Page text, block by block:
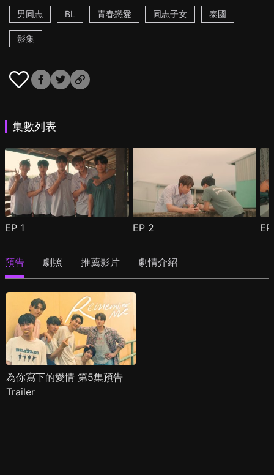
男同志
BL 青春戀愛 同志子女 泰國
影集
集數列表
EP 1 EP 2
預告 劇照 推薦影片 劇情介紹
為你寫下的愛情 第5集預告
Trailer